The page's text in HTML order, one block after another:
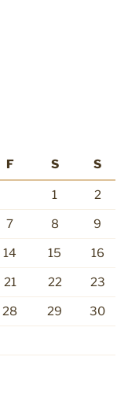
F S S
1 2
7 8 9
14 15 16
21 22 23
28 29 30